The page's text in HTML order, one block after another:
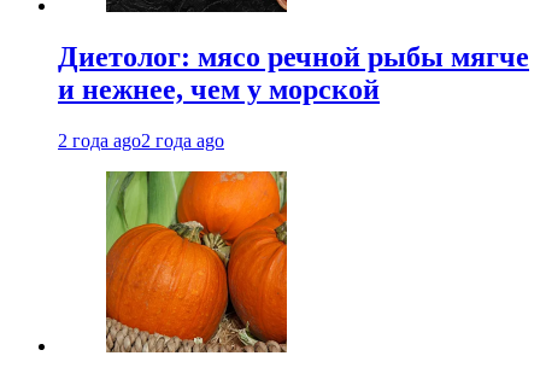
Диетолог: мясо речной рыбы мягче
и нежнее, чем у морской
2 года ago2 года ago